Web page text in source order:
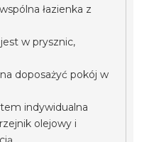
łazienka z
w prysznic,
doposażyć pokój w
indywidualna
olejowy i